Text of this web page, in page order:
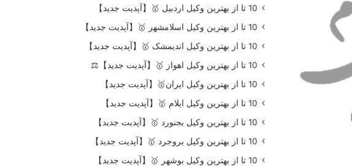
10 تا از بهترین وکیل اردبیل 🥇【آپدیت جدید】
10 تا از بهترین وکیل اسلامشهر 🥇【آپدیت جدید】
10 تا از بهترین وکیل اندیمشک 🥇【آپدیت جدید】
10 تا از بهترین وکیل اهواز 🥇【آپدیت جدید】⚖️
10 تا از بهترین وکیل ایران🥇【آپدیت جدید】
10 تا از بهترین وکیل ایلام 🥇【آپدیت جدید】
10 تا از بهترین وکیل بجنورد 🥇【آپدیت جدید】
10 تا از بهترین وکیل بروجرد 🥇【آپدیت جدید】
10 تا از بهترین وکیل بوشهر 🥇【آپدیت جدید】